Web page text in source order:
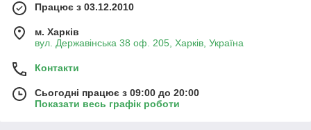
Працює з 03.12.2010
м. Харків
вул. Державінська 38 оф. 205, Харків, Україна
Контакти
Сьогодні працює з 09:00 до 20:00
Показати весь графік роботи